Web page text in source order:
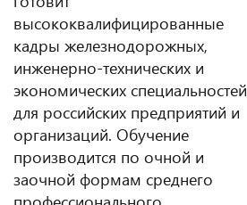
высококвалифицированные
кадры железнодорожных,
инженерно-технических и
экономических специальностей
для российских предприятий и
организаций. Обучение
производится по очной и
заочной формам среднего